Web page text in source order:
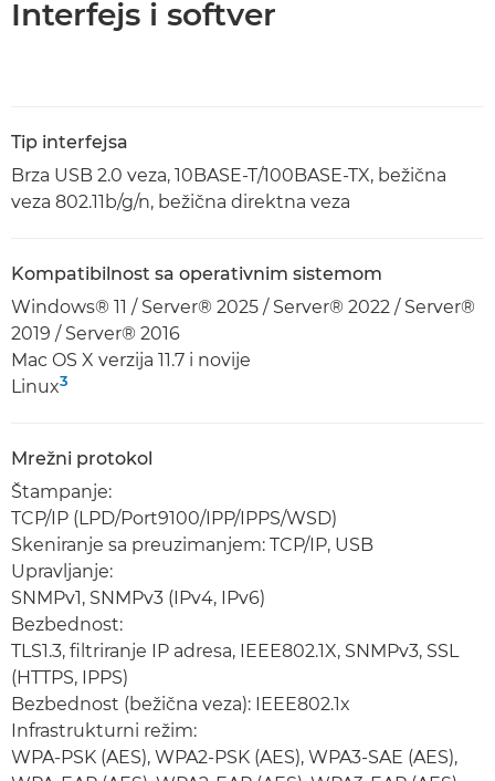
Interfejs i softver
Tip interfejsa
Brza USB 2.0 veza, 10BASE-T/100BASE-TX, bežična
veza 802.11b/g/n, bežična direktna veza
Kompatibilnost sa operativnim sistemom
Windows® 11 / Server® 2025 / Server® 2022 / Server®
2019 / Server® 2016
Mac OS X verzija 11.7 i novije
Linux3
Mrežni protokol
Štampanje:
TCP/IP (LPD/Port9100/IPP/IPPS/WSD)
Skeniranje sa preuzimanjem: TCP/IP, USB
Upravljanje:
SNMPv1, SNMPv3 (IPv4, IPv6)
Bezbednost:
TLS1.3, filtriranje IP adresa, IEEE802.1X, SNMPv3, SSL
(HTTPS, IPPS)
Bezbednost (bežična veza): IEEE802.1x
Infrastrukturni režim:
WPA-PSK (AES), WPA2-PSK (AES), WPA3-SAE (AES),